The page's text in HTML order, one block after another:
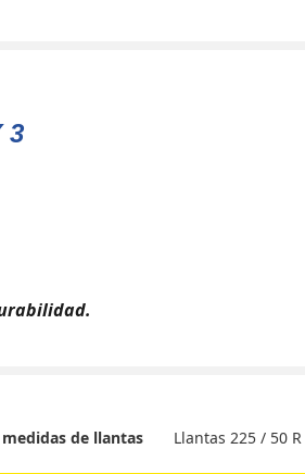
3
medidas de llantas Llantas 225 / 50